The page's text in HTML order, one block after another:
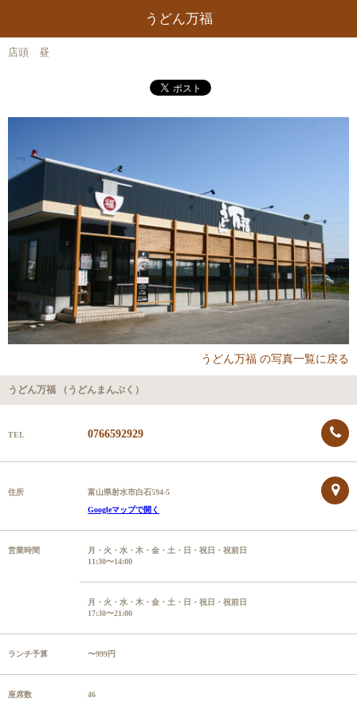
うどん万福
店頭 昼
うどん万福 の写真一覧に戻る
うどん万福 （うどんまんぷく）
TEL 0766592929
住所
富山県射水市白石594-5
Googleマップで開く
営業時間
月・火・水・木・金・土・日・祝日・祝前日
11:30〜14:00
月・火・水・木・金・土・日・祝日・祝前日
17:30〜21:00
ランチ予算 〜999円
座席数 46